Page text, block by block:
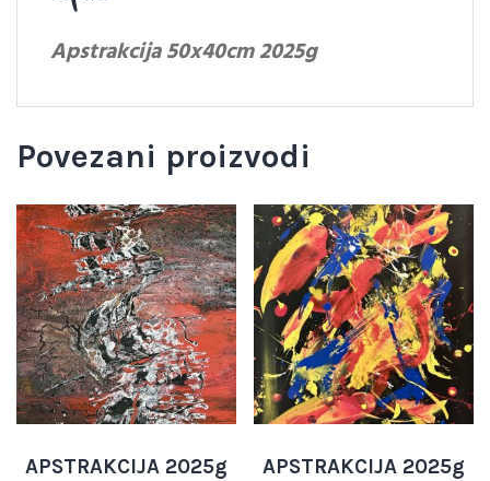
Apstrakcija 50x40cm 2025g
Povezani proizvodi
APSTRAKCIJA 2025g APSTRAKCIJA 2025g